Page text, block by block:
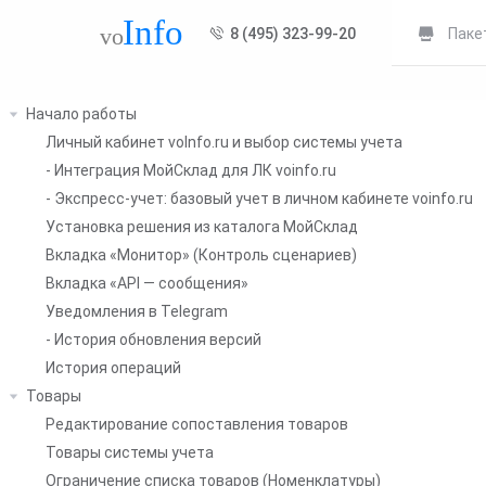
8 (495) 323-99-20
Начало работы
Личный кабинет voInfo.ru и выбор системы учета
- Интеграция МойСклад для ЛК voinfo.ru
- Экспресс-учет: базовый учет в личном кабинете voinfo.ru
Установка решения из каталога МойСклад
Вкладка «Монитор» (Контроль сценариев)
Вкладка «API — сообщения»
Уведомления в Telegram
- История обновления версий
История операций
Товары
Редактирование сопоставления товаров
Товары системы учета
Ограничение списка товаров (Номенклатуры)